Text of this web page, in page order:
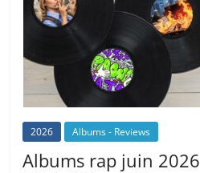
2026 Albums - Reviews
Albums rap juin 2026